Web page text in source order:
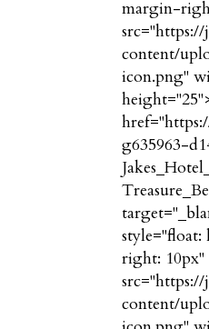
margin-
content/
icon.png"
g635963-
right: 10px"
content/